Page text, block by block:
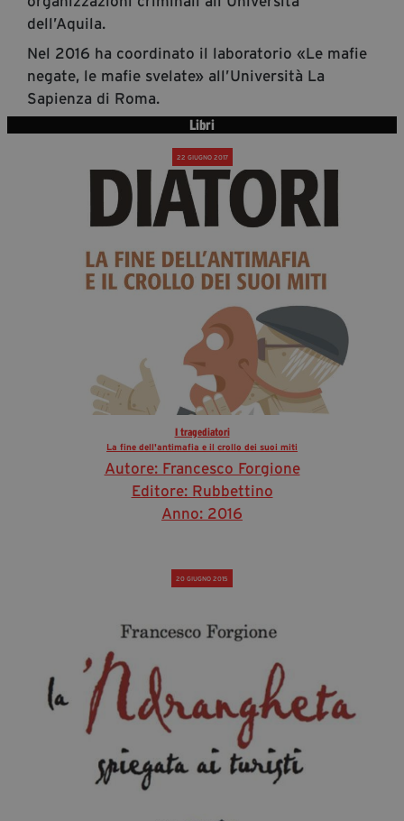
Archivio Storico
Contatti
segreteria@tramefestival.it
info@tramefestival.it
+39 346 954 4078
dell’Aquila.
Nel 2016 ha coordinato il laboratorio «Le mafie
negate, le mafie svelate» all’Università La
Sapienza di Roma.
Libri
22 GIUGNO 2017
I tragediatori
La fine dell'antimafia e il crollo dei suoi miti
Autore: Francesco Forgione
Editore: Rubbettino
Anno: 2016
20 GIUGNO 2015